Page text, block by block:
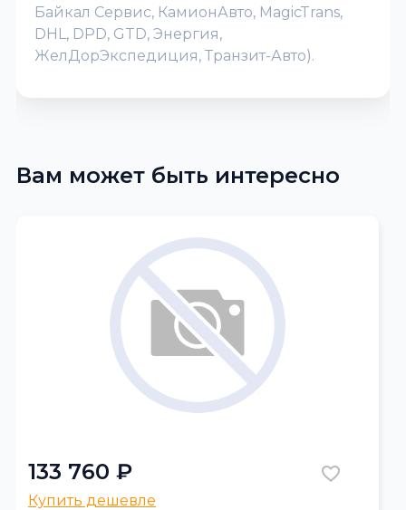
Байкал Сервис, КамионАвто, MagicTrans,
DHL, DPD, GTD, Энергия,
ЖелДорЭкспедиция, Транзит-Авто).
Вам может быть интересно
133 760 ₽
Купить дешевле